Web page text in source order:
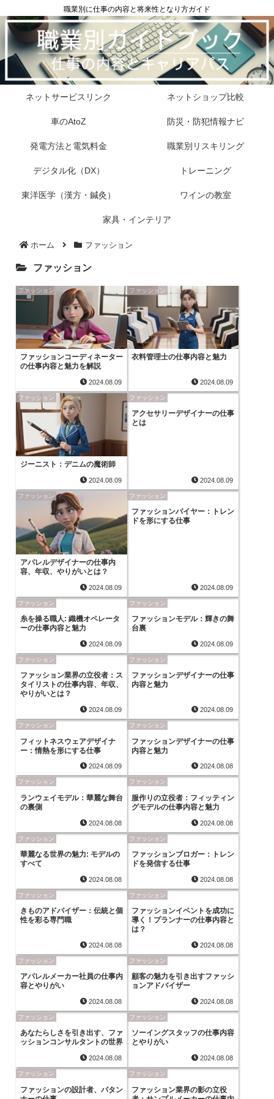
職業別に仕事の内容と将来性となり方ガイド
ネットサービスリンク ネットショップ比較
車のAtoZ 防災・防犯情報ナビ
発電方法と電気料金 職業別リスキリング
デジタル化（DX） トレーニング
東洋医学（漢方・鍼灸） ワインの教室
家具・インテリア
ホーム ファッション
ファッション
ファッション
ファッションコーディネーター
の仕事内容と魅力を解説
2024.08.09
ファッション
衣料管理士の仕事内容と魅力
2024.08.09
ファッション
ジーニスト：デニムの魔術師
2024.08.09
ファッション
アクセサリーデザイナーの仕事
とは
2024.08.09
ファッション
アパレルデザイナーの仕事内
容、年収、やりがいとは？
2024.08.09
ファッション
ファッションバイヤー：トレン
ドを形にする仕事
2024.08.09
ファッション
糸を操る職人: 織機オペレータ
ーの仕事内容と魅力
2024.08.09
ファッション
ファッションモデル：輝きの舞
台裏
2024.08.09
ファッション
ファッション業界の立役者：ス
タイリストの仕事内容、年収、
やりがいとは？
2024.08.09
ファッション
ファッションデザイナーの仕事
内容と魅力
2024.08.09
ファッション
フィットネスウェアデザイナ
ー：情熱を形にする仕事
2024.08.09
ファッション
ファッションデザイナーの仕事
内容と魅力
2024.08.08
ファッション
ランウェイモデル：華麗な舞台
の裏側
2024.08.08
ファッション
服作りの立役者：フィッティン
グモデルの仕事内容と魅力
2024.08.08
ファッション
華麗なる世界の魅力: モデルの
すべて
2024.08.08
ファッション
ファッションブロガー：トレン
ドを発信する仕事
2024.08.08
ファッション
きものアドバイザー：伝統と個
性を彩る専門職
2024.08.08
ファッション
ファッションイベントを成功に
導く！プランナーの仕事内容と
は？
2024.08.08
ファッション
アパレルメーカー社員の仕事内
容とやりがい
2024.08.08
ファッション
顧客の魅力を引き出すファッシ
ョンアドバイザー
2024.08.08
ファッション
あなたらしさを引き出す、ファ
ッションコンサルタントの世界
2024.08.08
ファッション
ソーイングスタッフの仕事内容
とやりがい
2024.08.08
ファッション
ファッションの設計者、パタン
ファッション
ファッション業界の影の立役